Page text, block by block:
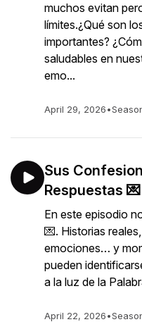
muchos evitan
límites.¿Qué son
importantes?
saludables en
emo...
April 29, 2026•
Sus
Respuestas 💌
En este episodio
💌. Historias
emociones… y
pueden
a la luz de la
April 22, 2026•